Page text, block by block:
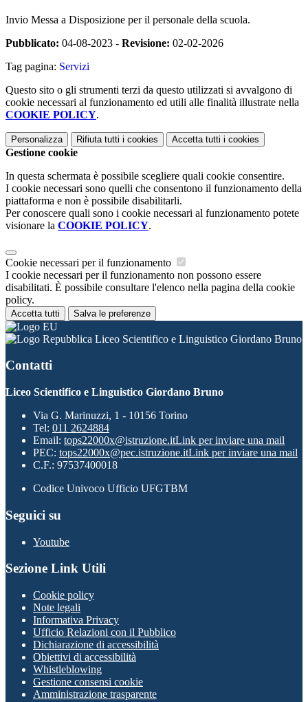
Invio Messa a Disposizione per il personale della scuola.
Pubblicato: 04-08-2023 - Revisione: 02-02-2026
Tag pagina: Servizi
Questo sito o gli strumenti terzi da questo utilizzati si avvalgono di
cookie necessari al funzionamento ed utili alle finalità illustrate nella
COOKIE POLICY.
Personalizza Rifiuta tutti i cookies Accetta tutti i cookies
Gestione cookie
In questa schermata è possibile scegliere quali cookie consentire.
I cookie necessari sono quelli che consentono il funzionamento della
piattaforma e non è possibile disabilitarli.
Per conoscere quali sono i cookie necessari al funzionamento potete
visionare la COOKIE POLICY.
Cookie necessari per il funzionamento
I cookie necessari per il funzionamento non possono essere
disabilitati. È possibile consultare l'elenco nella pagina della cookie
policy.
Accetta tutti Salva le preferenze
Liceo Scientifico e Linguistico Giordano Bruno
Contatti
Liceo Scientifico e Linguistico Giordano Bruno
Via G. Marinuzzi, 1 - 10156 Torino
Tel: 011 2624884
Email: tops22000x@istruzione.itLink per inviare una mail
PEC: tops22000x@pec.istruzione.itLink per inviare una mail
C.F.: 97537400018
Codice Univoco Ufficio UFGTBM
Seguici su
Youtube
Sezione Link Utili
Cookie policy
Note legali
Informativa Privacy
Ufficio Relazioni con il Pubblico
Dichiarazione di accessibilità
Obiettivi di accessibilità
Whistleblowing
Gestione consensi cookie
Amministrazione trasparente